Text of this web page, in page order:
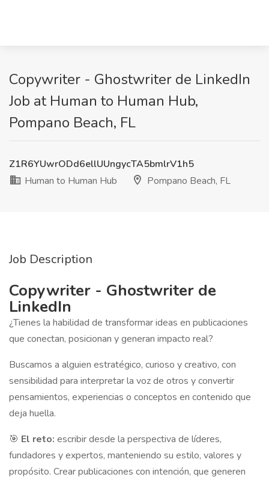
Copywriter - Ghostwriter de LinkedIn
Job at Human to Human Hub,
Pompano Beach, FL
Z1R6YUwrODd6ellUUngycTA5bmlrV1h5
Human to Human Hub
Pompano Beach, FL
Job Description
Copywriter - Ghostwriter de
LinkedIn
¿Tienes la habilidad de transformar ideas en publicaciones
que conectan, posicionan y generan impacto real?
Buscamos a alguien estratégico, curioso y creativo, con
sensibilidad para interpretar la voz de otros y convertir
pensamientos, experiencias o conceptos en contenido que
deja huella.
🎯 El reto: escribir desde la perspectiva de líderes,
fundadores y expertos, manteniendo su estilo, valores y
propósito. Crear publicaciones con intención, que generen